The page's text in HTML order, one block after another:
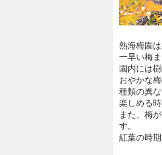
熱海梅園
一早い梅
園内には
おやかな
種類の異
楽しめる
また、梅
す。
紅葉の時